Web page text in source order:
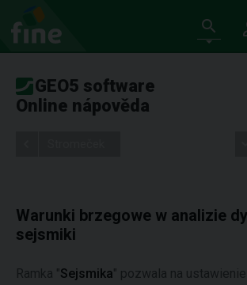
GEO5 software
Online nápověda
Warunki brzegowe w analizie
sejsmiki
Ramka "Sejsmika" pozwala na ustawienie